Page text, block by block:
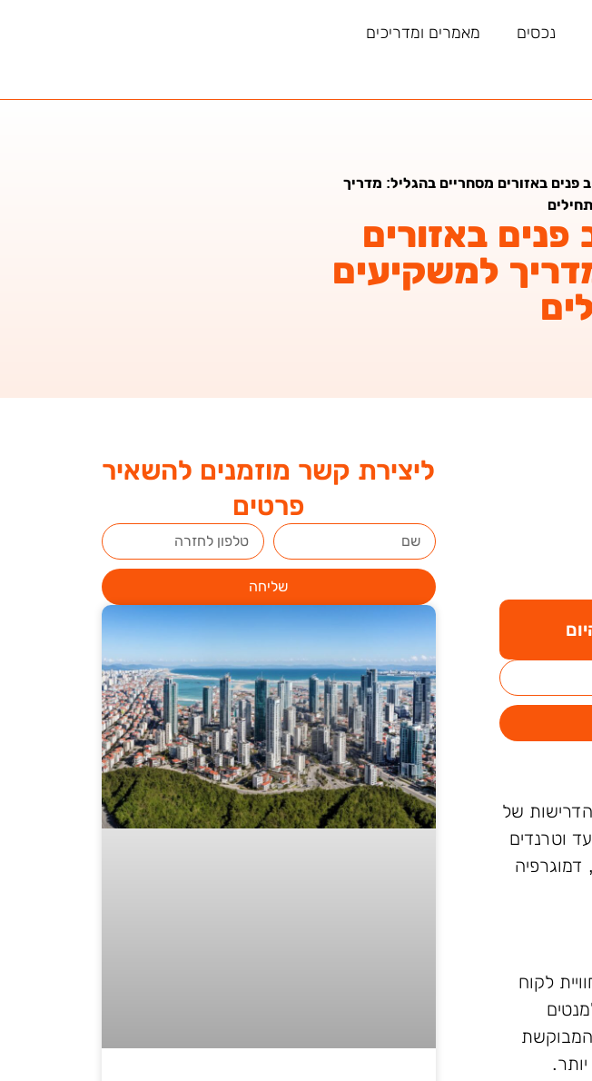
נכסים מאמרים ומדריכים
פנים באזורים מסחריים בהגליל: מדריך
פנים באזורים
למשקיעים
ליצירת קשר מוזמנים להשאיר
פרטים
שליחה
של
וטרנדים
דמוגרפיה
לקוח
המבוקשת